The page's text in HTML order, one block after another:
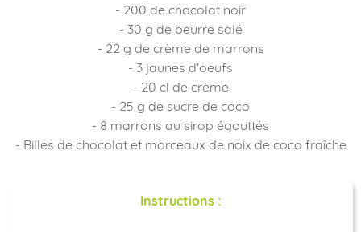
- 200 de chocolat noir
- 30 g de beurre salé
- 22 g de crème de marrons
- 3 jaunes d'oeufs
- 20 cl de crème
- 25 g de sucre de coco
- 8 marrons au sirop égouttés
- Billes de chocolat et morceaux de noix de coco fraîche
Instructions :